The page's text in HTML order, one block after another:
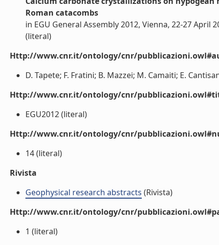
Roman catacombs
in EGU General Assembly 2012, Vienna, 22-27 April
(literal)
Http://www.cnr.it/ontology/cnr/
D. Tapete; F. Fratini; B. Mazzei; M. Camaiti; E.
Http://www.cnr.it/ontology/cnr/
EGU2012 (literal)
Http://www.cnr.it/ontology/cnr/
14 (literal)
Rivista
Geophysical research abstracts (Rivista)
Http://www.cnr.it/ontology/cnr/
1 (literal)